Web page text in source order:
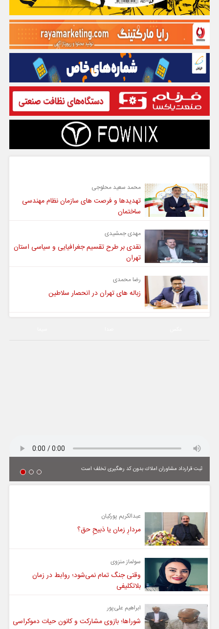
محمد سعید محلوجی
تهدیدها و فرصت های سازمان نظام مهندسی
ساختمان
مهدی جمشیدی
نقدی بر طرح تقسیم جغرافیایی و سیاسی استان
تهران
رضا محمدی
زباله های تهران در انحصار سلاطین
ثبت قرارداد مشاوران املاك بدون كد رهگیری تخلف است
عبدالکریم پورکیان
مردارِ زمان یا ذبیحِ حق؟
سولماز منزوی
وقتی جنگ تمام نمی‌شود؛ روابط در زمان
بلاتکلیفی
ابراهیم علی‌پور
شوراها؛ بازوی مشارکت و کانون حیات دموکراسی